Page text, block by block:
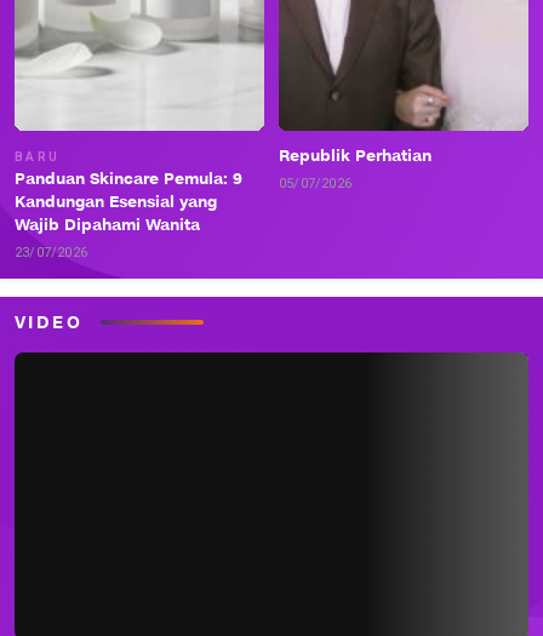
BARU
Panduan Skincare Pemula: 9
Kandungan Esensial yang
Wajib Dipahami Wanita
23/07/2026
Republik Perhatian
05/07/2026
VIDEO